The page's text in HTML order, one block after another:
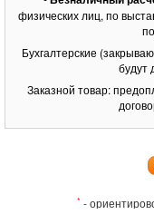
физических лиц, по
Бухгалтерские
будут
Заказной товар:
* -